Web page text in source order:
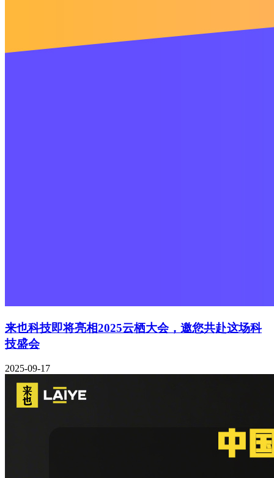
来也科技即将亮相2025云栖大会，邀您共赴这场科
技盛会
2025-09-17